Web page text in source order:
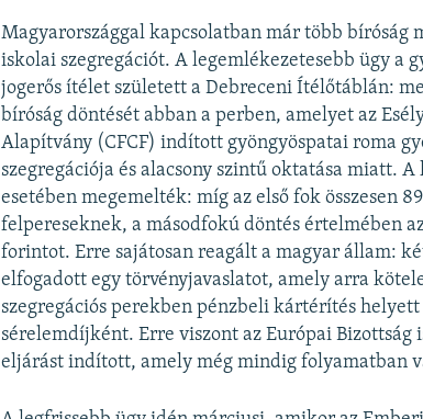
Magyarországgal kapcsolatban már több
iskolai szegregációt. A legemlékezetesebb ügy a
jogerős ítélet született a Debreceni Ítélőtáblán:
bíróság döntését abban a perben, amelyet az
Alapítvány (CFCF) indított gyöngyöspatai roma
szegregációja és alacsony szintű oktatása miatt.
esetében megemelték: míg az első fok összesen
felpereseknek, a másodfokú döntés értelmében
forintot. Erre sajátosan reagált a magyar állam:
elfogadott egy törvényjavaslatot, amely arra
szegregációs perekben pénzbeli kártérítés
sérelemdíjként. Erre viszont az Európai Bizottság
eljárást indított, amely még mindig folyamatban